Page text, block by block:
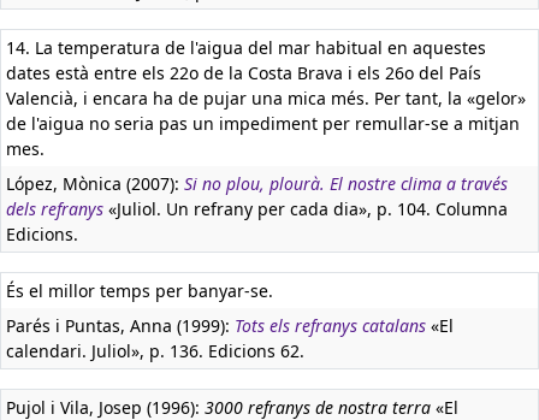
14. La temperatura de l'aigua del mar habitual en aquestes
dates està entre els 22o de la Costa Brava i els 26o del País
Valencià, i encara ha de pujar una mica més. Per tant, la «gelor»
de l'aigua no seria pas un impediment per remullar-se a mitjan
mes.
López, Mònica (2007): Si no plou, plourà. El nostre clima a través
dels refranys «Juliol. Un refrany per cada dia», p. 104. Columna
Edicions.
És el millor temps per banyar-se.
Parés i Puntas, Anna (1999): Tots els refranys catalans «El
calendari. Juliol», p. 136. Edicions 62.
Pujol i Vila, Josep (1996): 3000 refranys de nostra terra «El